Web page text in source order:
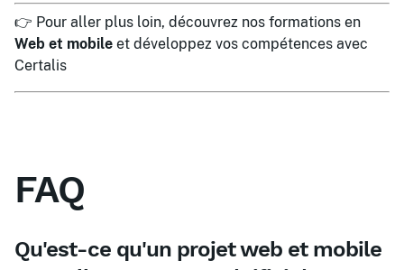
👉 Pour aller plus loin, découvrez nos formations en
Web et mobile et développez vos compétences avec
Certalis
FAQ
Qu'est-ce qu'un projet web et mobile